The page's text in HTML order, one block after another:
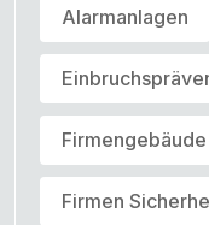
Alarmanlagen
Firmen